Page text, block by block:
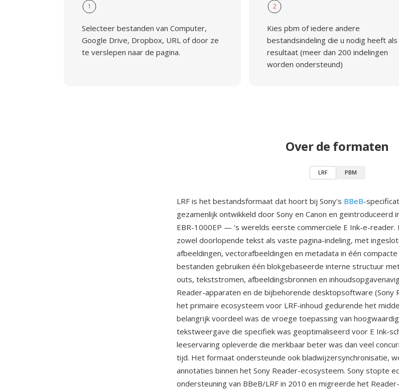
1
Selecteer bestanden van Computer,
Google Drive, Dropbox, URL of door ze
te verslepen naar de pagina.
2
Kies pbm of iedere andere
bestandsindeling die u nodig heeft als
resultaat (meer dan 200 indelingen
worden ondersteund)
Over de formaten
LRF PBM
LRF is het bestandsformaat dat hoort bij Sony's BBeB-
gezamenlijk ontwikkeld door Sony en Canon en geintroduceerd
EBR-1000EP — 's werelds eerste commerciele E Ink-e-
zowel doorlopende tekst als vaste pagina-indeling, met
afbeeldingen, vectorafbeeldingen en metadata in één compacte
bestanden gebruiken één blokgebaseerde interne structuur
outs, tekststromen, afbeeldingsbronnen en
Reader-apparaten en de bijbehorende desktopsoftware (Sony
het primaire ecosysteem voor LRF-inhoud gedurende het
belangrijk voordeel was de vroege toepassing van
tekstweergave die specifiek was geoptimaliseerd voor E Ink-
leeservaring opleverde die merkbaar beter was dan veel
tijd. Het formaat ondersteunde ook bladwijzersynchronisatie,
annotaties binnen het Sony Reader-ecosysteem. Sony stopte
ondersteuning van BBeB/LRF in 2010 en migreerde het